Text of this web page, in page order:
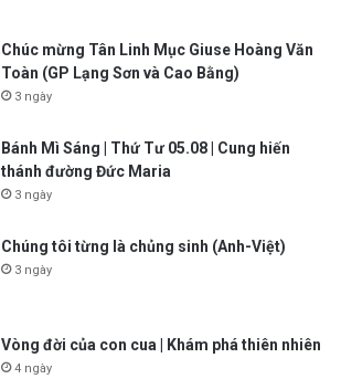
Chúc mừng Tân Linh Mục Giuse Hoàng Văn
Toàn (GP Lạng Sơn và Cao Bằng)
3 ngày
Bánh Mì Sáng | Thứ Tư 05.08 | Cung hiến
thánh đường Đức Maria
3 ngày
Chúng tôi từng là chủng sinh (Anh-Việt)
3 ngày
Vòng đời của con cua | Khám phá thiên nhiên
4 ngày